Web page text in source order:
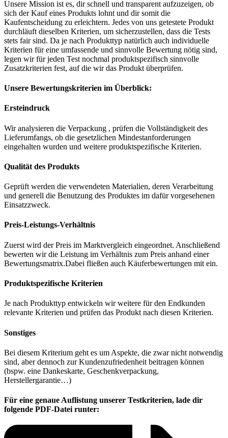
Unsere Mission ist es, dir schnell und transparent aufzuzeigen, ob
sich der Kauf eines Produkts lohnt und dir somit die
Kaufentscheidung zu erleichtern. Jedes von uns getestete Produkt
durchläuft dieselben Kriterien, um sicherzustellen, dass die Tests
stets fair sind. Da je nach Produkttyp natürlich auch individuelle
Kriterien für eine umfassende und sinnvolle Bewertung nötig sind,
legen wir für jeden Test nochmal produktspezifisch sinnvolle
Zusatzkriterien fest, auf die wir das Produkt überprüfen.
Unsere Bewertungskriterien im Überblick:
Ersteindruck
Wir analysieren die Verpackung , prüfen die Vollständigkeit des
Lieferumfangs, ob die gesetzlichen Mindestanforderungen
eingehalten wurden und weitere produktspezifische Kriterien.
Qualität des Produkts
Geprüft werden die verwendeten Materialien, deren Verarbeitung
und generell die Benutzung des Produktes im dafür vorgesehenen
Einsatzzweck.
Preis-Leistungs-Verhältnis
Zuerst wird der Preis im Marktvergleich eingeordnet. Anschließend
bewerten wir die Leistung im Verhältnis zum Preis anhand einer
Bewertungsmatrix.Dabei fließen auch Käuferbewertungen mit ein.
Produktspezifische Kriterien
Je nach Produkttyp entwickeln wir weitere für den Endkunden
relevante Kriterien und prüfen das Produkt nach diesen Kriterien.
Sonstiges
Bei diesem Kriterium geht es um Aspekte, die zwar nicht notwendig
sind, aber dennoch zur Kundenzufriedenheit beitragen können
(bspw. eine Dankeskarte, Geschenkverpackung,
Herstellergarantie…)
Für eine genaue Auflistung unserer Testkriterien, lade dir
folgende PDF-Datei runter: